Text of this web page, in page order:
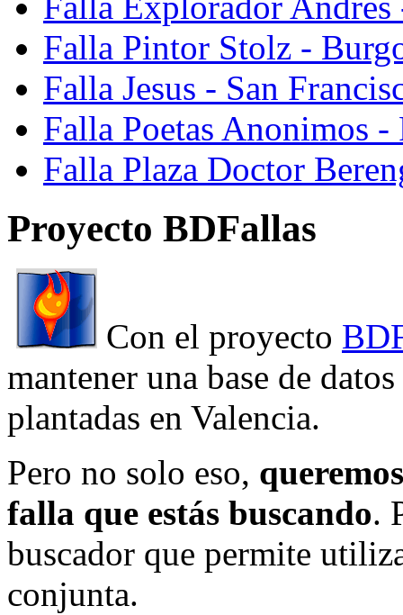
Falla Pintor Stolz -
Falla Jesus - San
Falla Poetas Anonimos
Falla Plaza Doctor
Proyecto BDFallas
Con el proyecto
mantener una base de
plantadas en Valencia.
Pero no solo eso,
falla que estás buscando.
buscador que permite
conjunta.